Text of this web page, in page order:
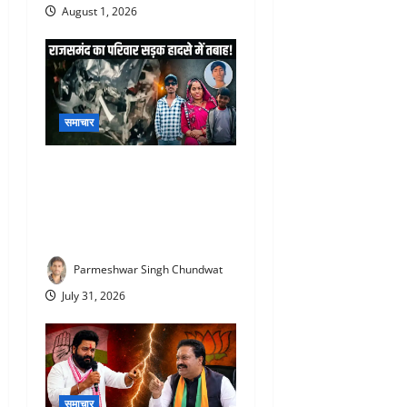
August 1, 2026
समाचार
Parmeshwar Singh Chundwat
July 31, 2026